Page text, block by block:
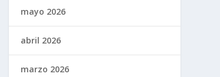
mayo 2026
abril 2026
marzo 2026